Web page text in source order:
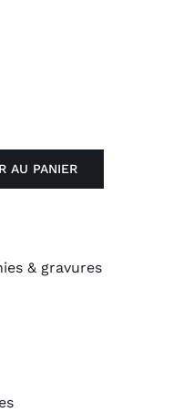
AU PANIER
& gravures